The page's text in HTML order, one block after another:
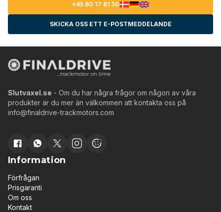
+45 60 17 81 50
SKICKA OSS ETT E-POSTMEDDELANDE
Slutvaxel.se - Om du har några frågor om någon av våra
produkter är du mer än välkommen att kontakta oss på
info@finaldrive-trackmotors.com
Information
Förfrågan
Prisgaranti
Om oss
Kontakt